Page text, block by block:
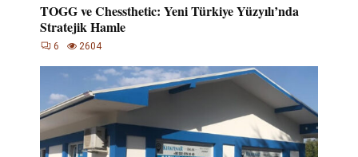
TOGG ve Chessthetic: Yeni Türkiye Yüzyılı’nda
Stratejik Hamle
6 2604